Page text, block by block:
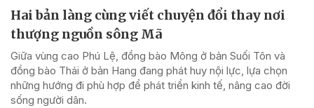
Hai bản làng cùng viết chuyện đổi thay nơi
thượng nguồn sông Mã
Giữa vùng cao Phú Lệ, đồng bào Mông ở bản Suối Tôn và
đồng bào Thái ở bản Hang đang phát huy nội lực, lựa chọn
những hướng đi phù hợp để phát triển kinh tế, nâng cao đời
sống người dân.